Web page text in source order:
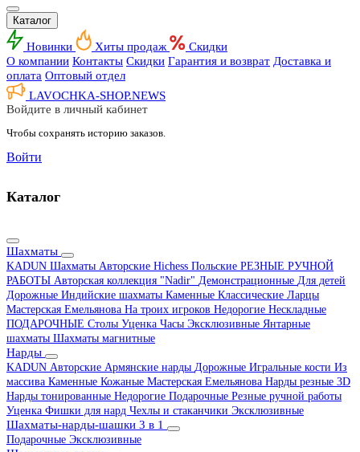
Каталог
Новинки Хиты продаж
Скидки
О компании Контакты Скидки Гарантия и возврат Доставка и
оплата Оптовый отдел
LAVOCHKA-SHOP.NEWS
Войдите в личный кабинет
Чтобы сохранять историю заказов.
Войти
Каталог
Шахматы
KADUN Шахматы Авторские Hichess Польские РЕЗНЫЕ РУЧНОЙ
РАБОТЫ Авторская коллекция "Nadir" Демонстрационные Для детей
Дорожные Индийские шахматы Каменные Классические Ларцы
Мастерская Емельянова На троих игроков Недорогие Нескладные
ПОДАРОЧНЫЕ Столы Уценка Часы Эксклюзивные Янтарные
шахматы Шахматы магнитные
Нарды
KADUN Авторские Армянские нарды Дорожные Игральные кости Из
массива Каменные Кожаные Мастерская Емельянова Нарды резные 3D
Нарды тонированные Недорогие Подарочные Резные ручной работы
Уценка Фишки для нард Чехлы и стаканчики Эксклюзивные
Шахматы-нарды-шашки 3 в 1
Подарочные Эксклюзивные